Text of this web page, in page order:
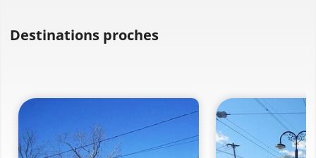
Destinations proches